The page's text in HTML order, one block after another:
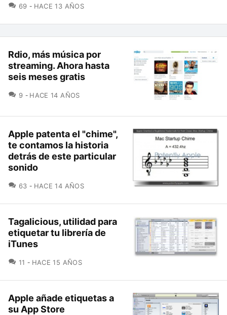
69 COMENTARIOS
HACE 13 AÑOS
Rdio, más música por
streaming. Ahora hasta
seis meses gratis
9 COMENTARIOS
HACE 14 AÑOS
Apple patenta el "chime",
te contamos la historia
detrás de este particular
sonido
63 COMENTARIOS
HACE 14 AÑOS
Tagalicious, utilidad para
etiquetar tu librería de
iTunes
11 COMENTARIOS
HACE 15 AÑOS
Apple añade etiquetas a
su App Store